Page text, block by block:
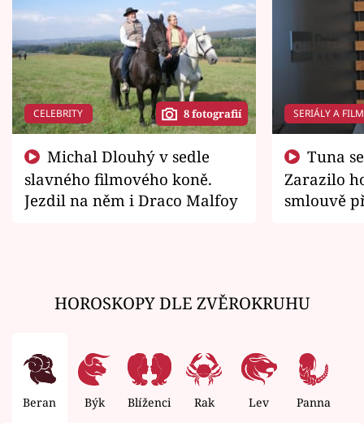
CELEBRITY 8 fotografií
slavného filmového koně.
Jezdil na něm i Draco Malfoy
SERIÁLY A
Zarazilo
smlouvě
HOROSKOPY DLE ZVĚROKRUHU
Beran Býk Blíženci Rak Lev Panna